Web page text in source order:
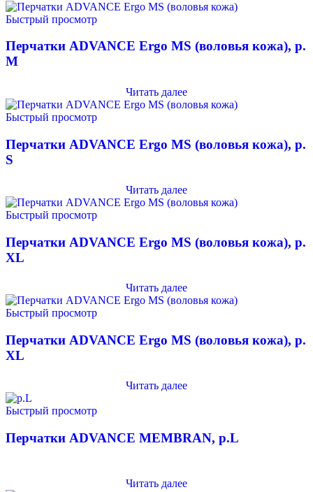
Быстрый просмотр
Перчатки ADVANCE Ergo MS (воловья кожа), р.
M
Читать далее
Быстрый просмотр
Перчатки ADVANCE Ergo MS (воловья кожа), р.
S
Читать далее
Быстрый просмотр
Перчатки ADVANCE Ergo MS (воловья кожа), р.
XL
Читать далее
Быстрый просмотр
Перчатки ADVANCE Ergo MS (воловья кожа), р.
XL
Читать далее
Быстрый просмотр
Перчатки ADVANCE MEMBRAN, р.L
Читать далее